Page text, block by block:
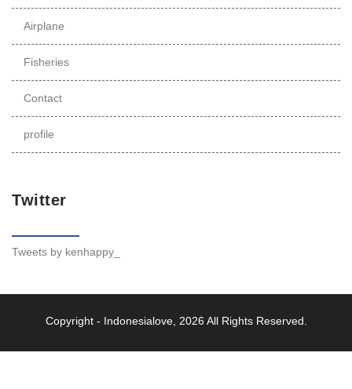
Airplane
Fisheries
Contact
profile
Twitter
Tweets by kenhappy_
Copyright - Indonesialove, 2026 All Rights Reserved.